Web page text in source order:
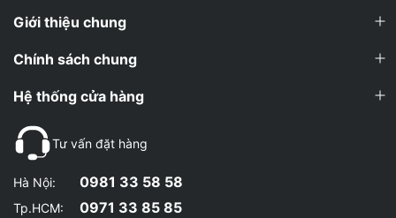
Giới thiệu chung
Chính sách chung
Hệ thống cửa hàng
Tư vấn đặt hàng
Hà Nội: 0981 33 58 58
Tp.HCM: 0971 33 85 85